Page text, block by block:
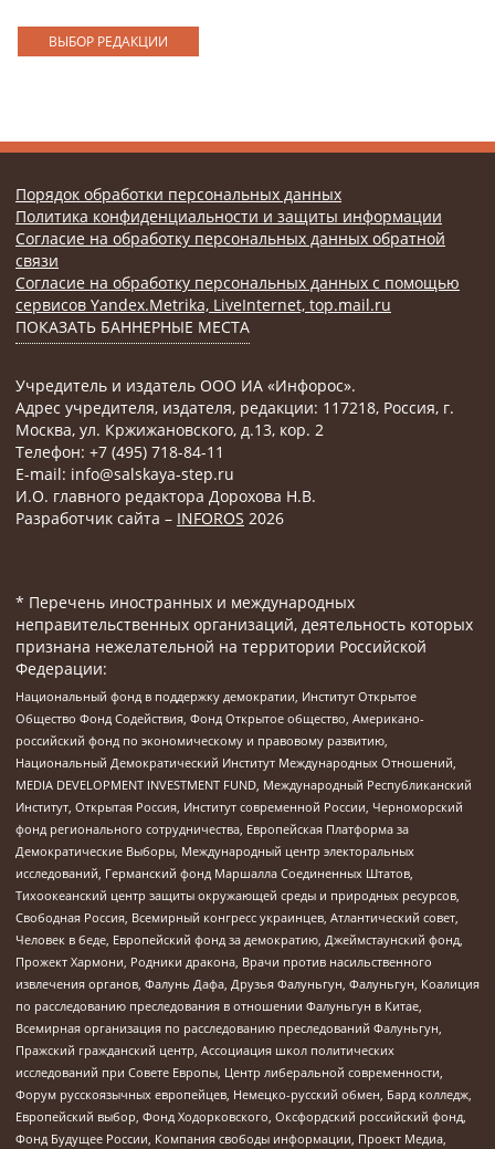
ВЫБОР РЕДАКЦИИ
Порядок обработки персональных данных
Политика конфиденциальности и защиты информации
Согласие на обработку персональных данных обратной
связи
Согласие на обработку персональных данных с помощью
сервисов Yandex.Metrika, LiveInternet, top.mail.ru
ПОКАЗАТЬ БАННЕРНЫЕ МЕСТА
Учредитель и издатель ООО ИА «Инфорос».
Адрес учредителя, издателя, редакции: 117218, Россия, г.
Москва, ул. Кржижановского, д.13, кор. 2
Телефон: +7 (495) 718-84-11
E-mail: info@salskaya-step.ru
И.О. главного редактора Дорохова Н.В.
Разработчик сайта – INFOROS 2026
* Перечень иностранных и международных
неправительственных организаций, деятельность которых
признана нежелательной на территории Российской
Федерации:
Национальный фонд в поддержку демократии, Институт Открытое
Общество Фонд Содействия, Фонд Открытое общество, Американо-
российский фонд по экономическому и правовому развитию,
Национальный Демократический Институт Международных Отношений,
MEDIA DEVELOPMENT INVESTMENT FUND, Международный Республиканский
Институт, Открытая Россия, Институт современной России, Черноморский
фонд регионального сотрудничества, Европейская Платформа за
Демократические Выборы, Международный центр электоральных
исследований, Германский фонд Маршалла Соединенных Штатов,
Тихоокеанский центр защиты окружающей среды и природных ресурсов,
Свободная Россия, Всемирный конгресс украинцев, Атлантический совет,
Человек в беде, Европейский фонд за демократию, Джеймстаунский фонд,
Прожект Хармони, Родники дракона, Врачи против насильственного
извлечения органов, Фалунь Дафа, Друзья Фалуньгун, Фалуньгун, Коалиция
по расследованию преследования в отношении Фалуньгун в Китае,
Всемирная организация по расследованию преследований Фалуньгун,
Пражский гражданский центр, Ассоциация школ политических
исследований при Совете Европы, Центр либеральной современности,
Форум русскоязычных европейцев, Немецко-русский обмен, Бард колледж,
Европейский выбор, Фонд Ходорковского, Оксфордский российский фонд,
Фонд Будущее России, Компания свободы информации, Проект Медиа,